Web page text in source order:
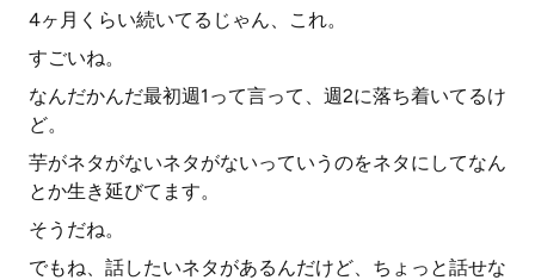
4ヶ月くらい続いてるじゃん、これ。
すごいね。
なんだかんだ最初週1って言って、週2に落ち着いてるけ
ど。
芋がネタがないネタがないっていうのをネタにしてなん
とか生き延びてます。
そうだね。
でもね、話したいネタがあるんだけど、ちょっと話せな